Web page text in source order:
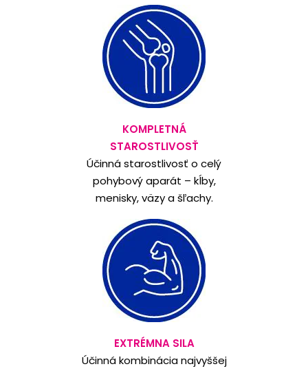
KOMPLETNÁ
STAROSTLIVOSŤ
Účinná starostlivosť o celý
pohybový aparát – kĺby,
menisky, väzy a šľachy.
EXTRÉMNA SILA
Účinná kombinácia najvyššej